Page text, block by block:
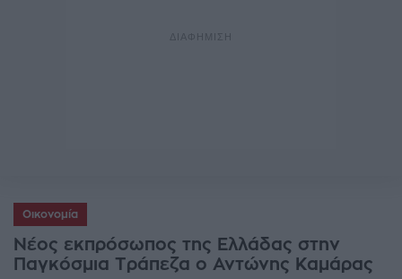
Οικονομία
Νέος εκπρόσωπος της Ελλάδας στην
Παγκόσμια Τράπεζα ο Αντώνης Καμάρας